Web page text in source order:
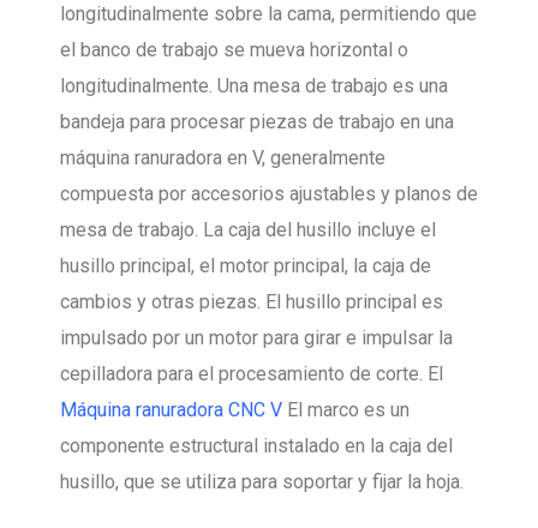
longitudinalmente sobre la cama, permitiendo que
el banco de trabajo se mueva horizontal o
longitudinalmente. Una mesa de trabajo es una
bandeja para procesar piezas de trabajo en una
máquina ranuradora en V, generalmente
compuesta por accesorios ajustables y planos de
mesa de trabajo. La caja del husillo incluye el
husillo principal, el motor principal, la caja de
cambios y otras piezas. El husillo principal es
impulsado por un motor para girar e impulsar la
cepilladora para el procesamiento de corte. El
Máquina ranuradora CNC V El marco es un
componente estructural instalado en la caja del
husillo, que se utiliza para soportar y fijar la hoja.